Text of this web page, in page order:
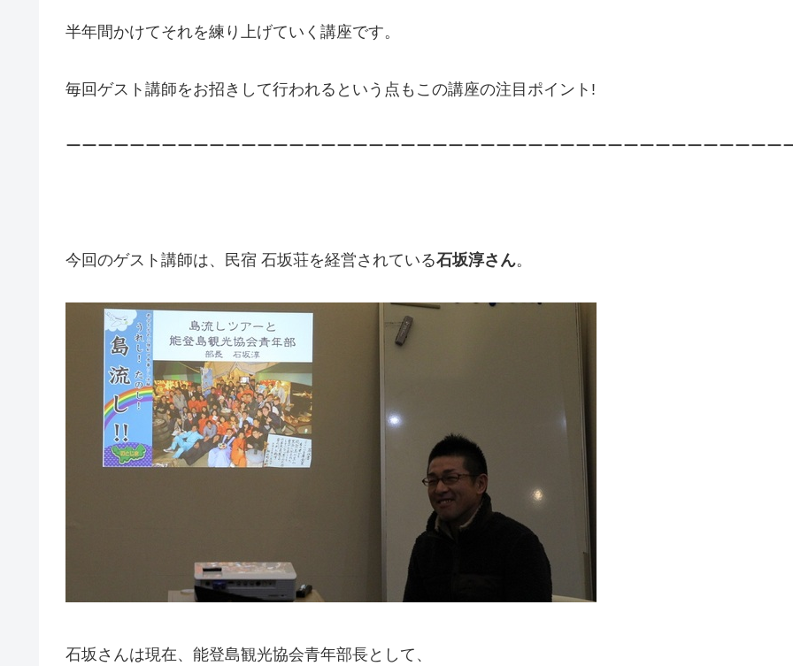
半年間かけてそれを練り上げていく講座です。
毎回ゲスト講師をお招きして行われるという点もこの講座の注目ポイント!
ーーーーーーーーーーーーーーーーーーーーーーーーーーーーーーーーーーーーーーーーーーーーー
今回のゲスト講師は、民宿 石坂荘を経営されている石坂淳さん。
石坂さんは現在、能登島観光協会青年部長として、